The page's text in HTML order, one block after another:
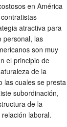
en América
atractiva para
personal, las
son muy
el principio de
de la
las cuales se presta
subordinación,
de la
laboral.